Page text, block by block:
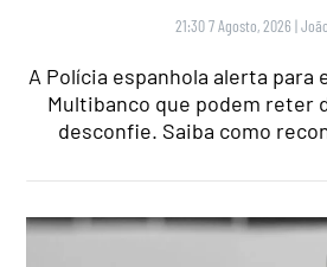
21:30 7 Agosto, 2026 |
A Polícia espanhola alerta para
Multibanco que podem reter
desconfie. Saiba como